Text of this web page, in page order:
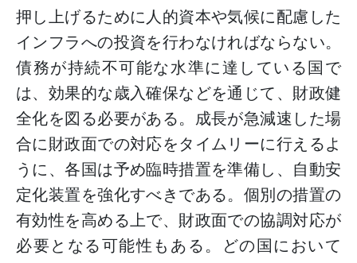
押し上げるために人的資本や気候に配慮した
インフラへの投資を行わなければならない。
債務が持続不可能な水準に達している国で
は、効果的な歳入確保などを通じて、財政健
全化を図る必要がある。成長が急減速した場
合に財政面での対応をタイムリーに行えるよ
うに、各国は予め臨時措置を準備し、自動安
定化装置を強化すべきである。個別の措置の
有効性を高める上で、財政面での協調対応が
必要となる可能性もある。どの国において